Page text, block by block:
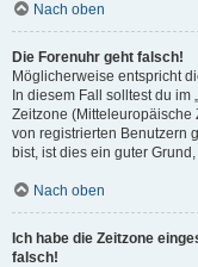
Nach oben
Die Forenuhr geht falsch!
Möglicherweise entspricht
In diesem Fall solltest du im
Zeitzone (Mitteleuropäische
von registrierten Benutzern
bist, ist dies ein guter
Nach oben
Ich habe die Zeitzone
falsch!